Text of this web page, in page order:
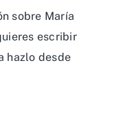
sobre María
escribir
hazlo desde